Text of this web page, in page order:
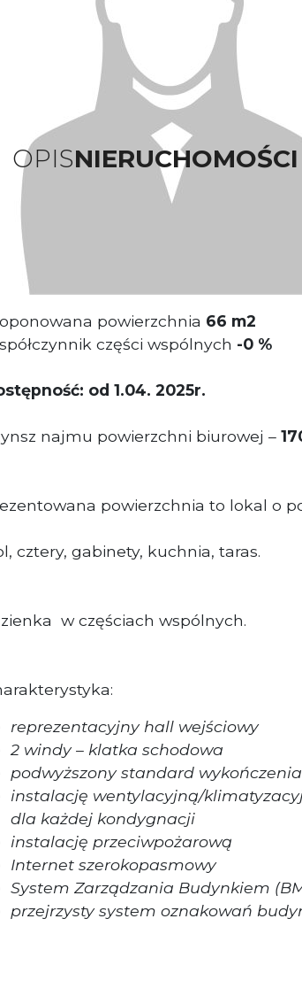
OPISNIERUCHOMOŚCI
dla biura pokrywa Właściciel
biurowy siedmiokondygnacyjny.
powierzchnia 66 m2
części wspólnych -0 %
od 1.04. 2025r.
najmu powierzchni biurowej –
powierzchnia to lokal o
cztery, gabinety, kuchnia, taras.
w częściach wspólnych.
reprezentacyjny hall wejściowy
2 windy – klatka schodowa
podwyższony standard wykończenia
instalację wentylacyjną/
dla każdej kondygnacji
instalację przeciwpożarową
Internet szerokopasmowy
System Zarządzania Budynkiem
przejrzysty system oznakowań